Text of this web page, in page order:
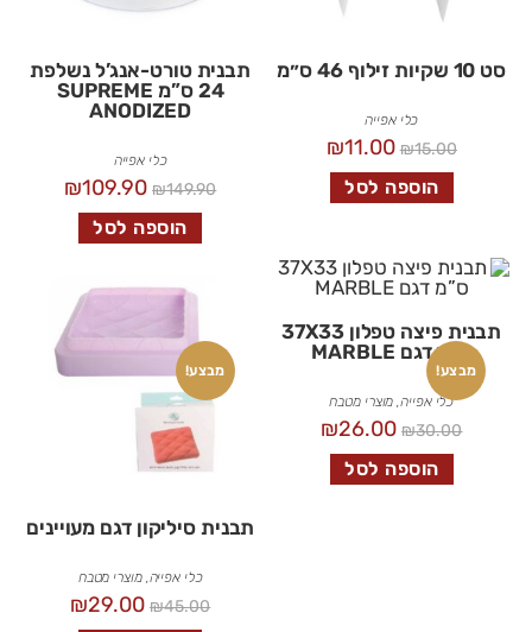
סט 10 שקיות זילוף 46 ס״מ
כלי אפייה
₪15.00
₪11.00
הוספה לסל
תבנית טורט-אנג’ל נשלפת
24 ס”מ SUPREME
ANODIZED
כלי אפייה
₪149.90
₪109.90
הוספה לסל
מבצע!
תבנית פיצה טפלון 37X33
ס”מ דגם MARBLE
כלי אפייה, מוצרי מטבח
₪30.00
₪26.00
הוספה לסל
מבצע!
תבנית סיליקון דגם מעויינים
כלי אפייה,מוצרי מטבח
₪45.00
₪29.00